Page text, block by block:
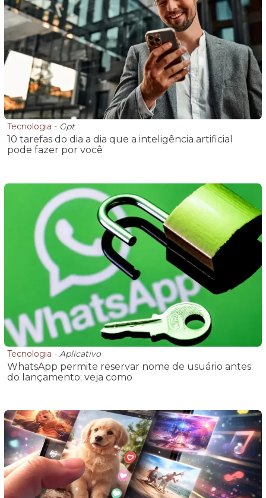
Tecnologia - Gpt
10 tarefas do dia a dia que a inteligência artificial
pode fazer por você
Tecnologia - Aplicativo
WhatsApp permite reservar nome de usuário antes
do lançamento; veja como